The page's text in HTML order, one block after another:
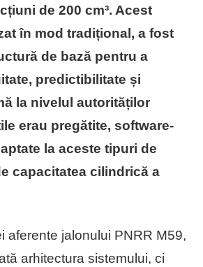
de 200 cm³. Acest
în mod tradițional, a fost
de bază pentru a
predictibilitate și
la nivelul autorităților
erau pregătite, software-
la aceste tipuri de
capacitatea cilindrică a
aferente jalonului PNRR M59,
arhitectura sistemului, ci